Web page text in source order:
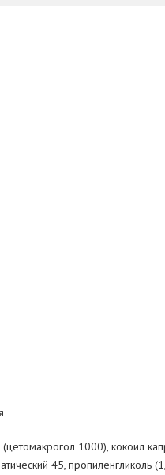
1000), кокоил
45, пропиленгликоль